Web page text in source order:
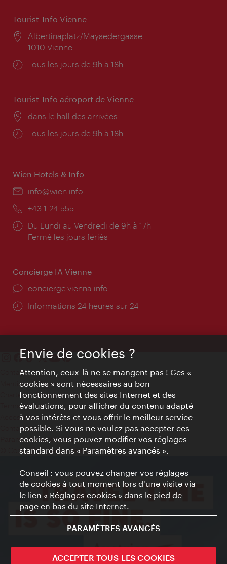
Tourist-Info Vienne
Lieu:
Albertinaplatz/Maysedergasse
1010 Vienne
Horaires
Tous les jours de 9h à 18h
Tourist-Info aéroport de Vienne
Lieu:
dans le hall des arrivées
Horaires
Tous les jours de 9h à 18h
Wien Hotels & Info
E-
info@wien.info
Téléphone:
+43-1-24 555
Horaires
d'ouverture:
Du Lundi au Vendredi de 9h à 17h
Fermé les jours fériés
Concierge IA Vienne
Ort:
concierge.vienna.info
Öffnungszeiten:
Informations 24 heures sur 24
Contact
Mentions obligatoires
Charte sur le respect de la vie privée
Terms of Use
Accessibilité
Contact presse
Paramètres de cookies
© Copyright WienTourismus
Envie de cookies ?
Attention, ceux-là ne se mangent pas ! Ces «
cookies » sont nécessaires au bon
fonctionnement des sites Internet et des
évaluations, pour afficher du contenu adapté
à vos intérêts et vous offrir le meilleur service
possible. Si vous ne voulez pas accepter ces
cookies, vous pouvez modifier vos réglages
standard dans « Paramètres avancés ».
Conseil : vous pouvez changer vos réglages
de cookies à tout moment lors d'une visite via
le lien « Réglages cookies » dans le pied de
page en bas du site Internet.
PARAMÈTRES AVANCÉS
ACCEPTER TOUS LES COOKIES